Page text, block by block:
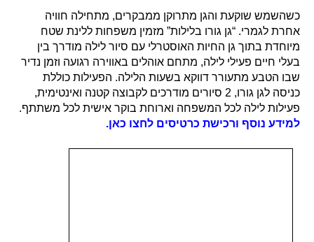
כשהשמש שוקעת והגן מתרוקן ממבקרים, מתחילה חוויה
אחרת לגמרי. “גן גורו בלילות” מזמין משפחות ללינת שטח
מיוחדת בתוך גן החיות האוסטרלי עם סיור לילה מודרך בין
בעלי חיים פעילי לילה, מתחם אוהלים באווירה רגועה וזמן נדיר
שבו הטבע מתעורר דווקא בשעות הלילה. הפעילות כוללת
כניסה לגן גורו, 2 סיורים מודרכים לקבוצה קטנה ואינטימית,
פעילות לילה לכל המשפחה וארוחת בוקר אישית לכל משתתף.
למידע נוסף ורכישת כרטיסים לחצו כאן.